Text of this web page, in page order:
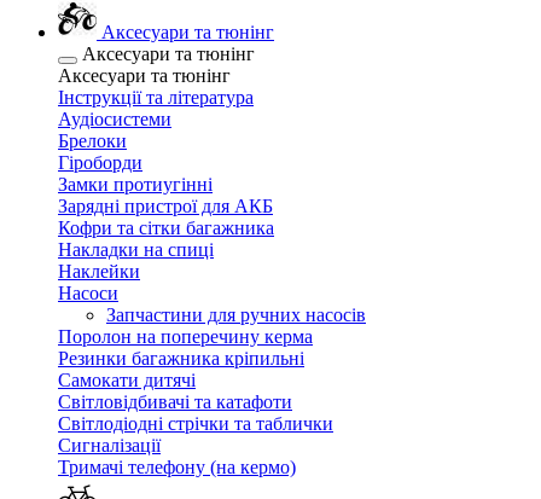
Аксесуари та тюнінг
Аксесуари та тюнінг
Аксесуари та тюнінг
Інструкції та література
Аудіосистеми
Брелоки
Гіроборди
Замки протиугінні
Зарядні пристрої для АКБ
Кофри та сітки багажника
Накладки на спиці
Наклейки
Насоси
Запчастини для ручних насосів
Поролон на поперечину керма
Резинки багажника кріпильні
Самокати дитячі
Світловідбивачі та катафоти
Світлодіодні стрічки та таблички
Сигналізації
Тримачі телефону (на кермо)